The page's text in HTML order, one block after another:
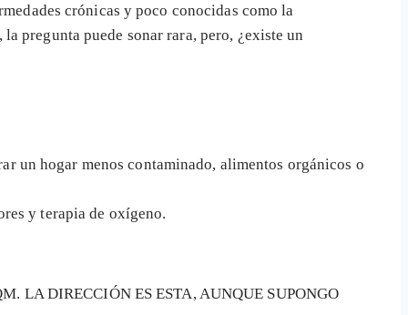
crónicas y poco conocidas como la
pregunta puede sonar rara, pero, ¿existe un
un hogar menos contaminado, alimentos orgánicos o
y terapia de oxígeno.
LA DIRECCIÓN ES ESTA, AUNQUE SUPONGO